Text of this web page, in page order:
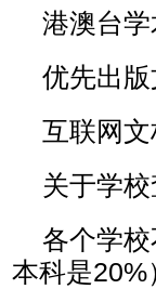
港澳台
优先出
互联网
关于学
各个学
本科是20%